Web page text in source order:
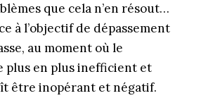
que cela n’en résout…
à l’objectif de dépassement
au moment où le
plus en plus inefficient et
être inopérant et négatif.